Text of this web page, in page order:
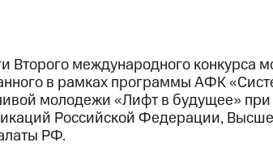
Второго международного конкурса
в рамках программы АФК
молодежи «Лифт в будущее»
Российской Федерации,
РФ.